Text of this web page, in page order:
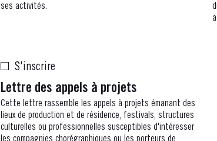
ses activités.
S'inscrire
Lettre des appels à projets
Cette lettre rassemble les appels à projets émanant des
lieux de production et de résidence, festivals, structures
culturelles ou professionnelles susceptibles d'intéresser